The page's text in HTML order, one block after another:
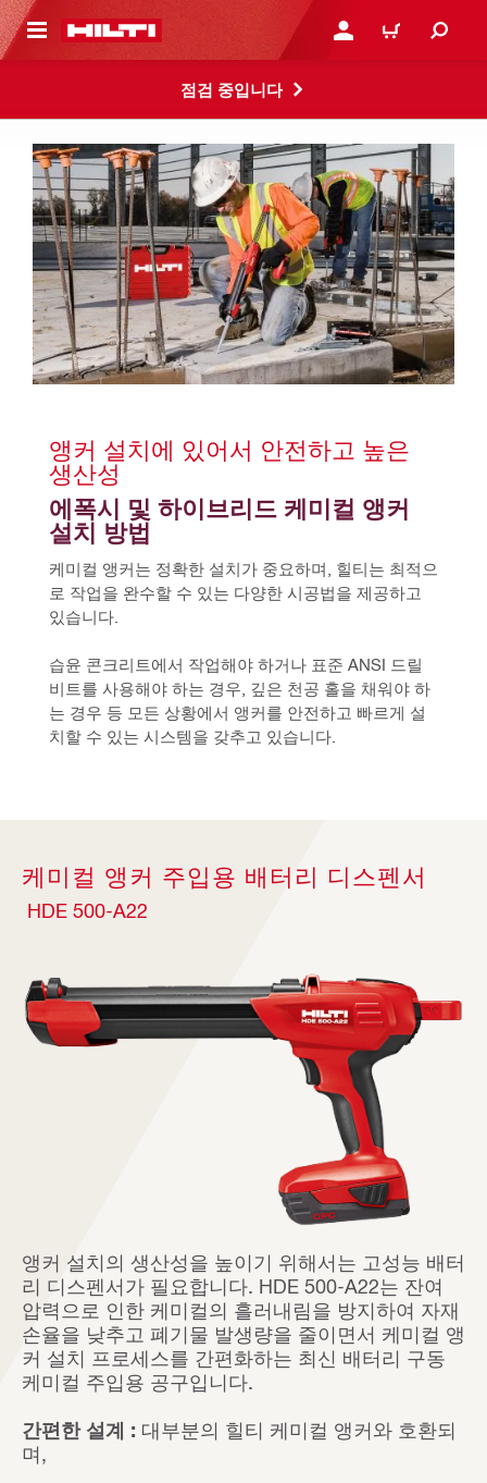
으로 건너뛰기 로그인 또는 회원가입
장바구니
점검 중입니다
앵커 설치에 있어서 안전하고 높은
생산성
에폭시 및 하이브리드 케미컬 앵커
설치 방법
케미컬 앵커는 정확한 설치가 중요하며, 힐티는 최적으
로 작업을 완수할 수 있는 다양한 시공법을 제공하고
있습니다.
습윤 콘크리트에서 작업해야 하거나 표준 ANSI 드릴
비트를 사용해야 하는 경우, 깊은 천공 홀을 채워야 하
는 경우 등 모든 상황에서 앵커를 안전하고 빠르게 설
치할 수 있는 시스템을 갖추고 있습니다.
케미컬 앵커 주입용 배터리 디스펜서
HDE 500-A22
앵커 설치의 생산성을 높이기 위해서는 고성능 배터
리 디스펜서가 필요합니다. HDE 500-A22는 잔여
압력으로 인한 케미컬의 흘러내림을 방지하여 자재
손율을 낮추고 폐기물 발생량을 줄이면서 케미컬 앵
커 설치 프로세스를 간편화하는 최신 배터리 구동
케미컬 주입용 공구입니다.
간편한 설계 : 대부분의 힐티 케미컬 앵커와 호환되
며,